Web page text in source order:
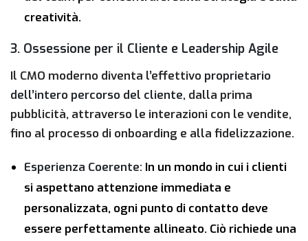
creatività.
3. Ossessione per il Cliente e Leadership Agile
Il CMO moderno diventa l’effettivo proprietario
dell’intero percorso del cliente, dalla prima
pubblicità, attraverso le interazioni con le vendite,
fino al processo di onboarding e alla fidelizzazione.
Esperienza Coerente: In un mondo in cui i clienti
si aspettano attenzione immediata e
personalizzata, ogni punto di contatto deve
essere perfettamente allineato. Ciò richiede una